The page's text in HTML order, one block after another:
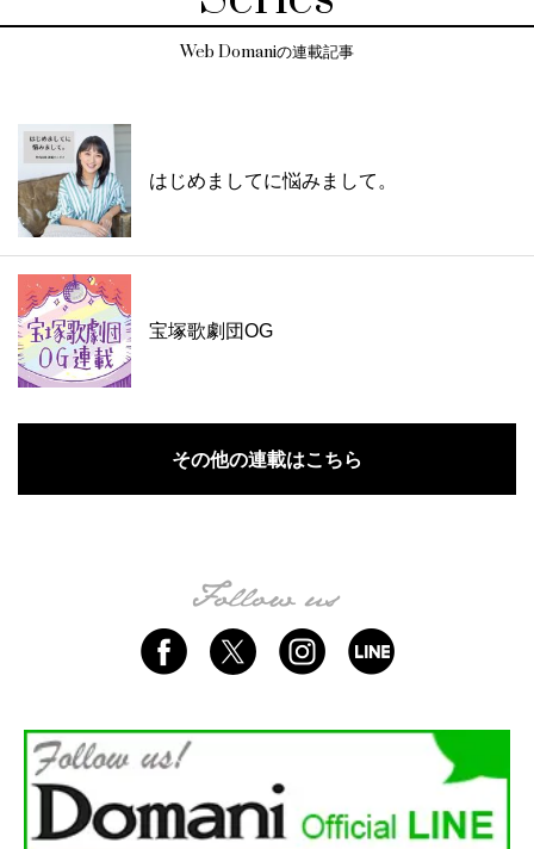
Web Domaniの連載記事
はじめましてに悩みまして。
宝塚歌劇団OG
その他の連載はこちら